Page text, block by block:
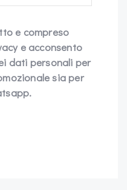
e compreso
e acconsento
dati personali per
sia per